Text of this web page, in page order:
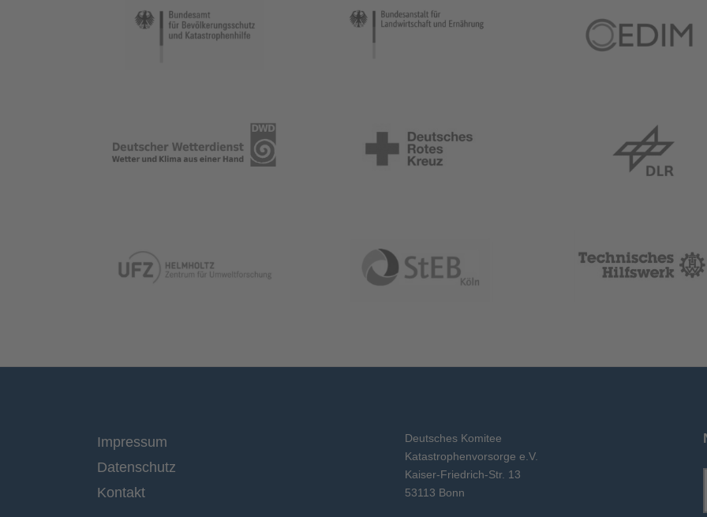
Impressum
Datenschutz
Kontakt
Deutsches Komitee
Katastrophenvorsorge e.V.
Kaiser-Friedrich-Str. 13
53113 Bonn